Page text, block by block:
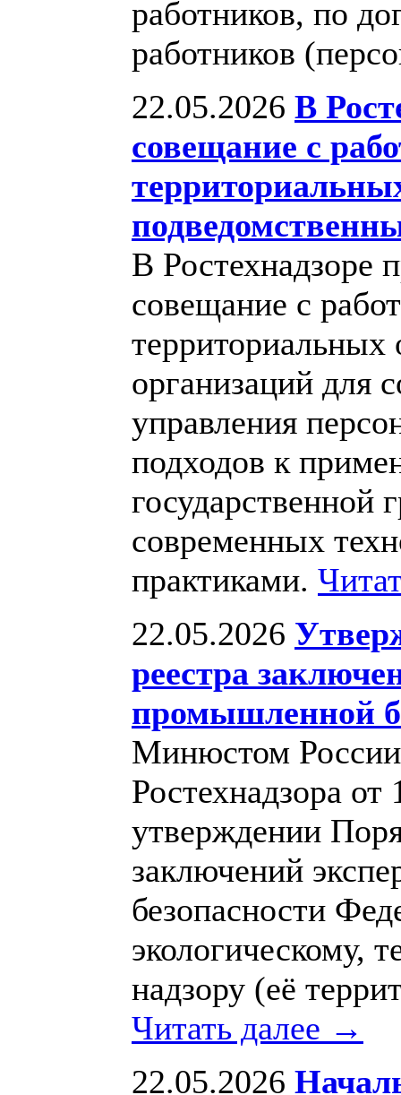
работников, по
работников
22.05.2026 В
совещание с
В Ростехнадзоре
совещание с
территориальных
организаций для
управления
подходов к
государственной
современных
практиками.
22.05.2026
реестра
промышленной
Минюстом России
Ростехнадзора
утверждении
заключений
безопасности
экологическому,
надзору (её
Читать далее →
22.05.2026